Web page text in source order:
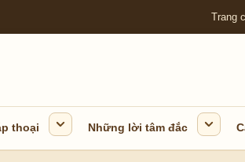
Trang
thoại Những lời tâm đắc